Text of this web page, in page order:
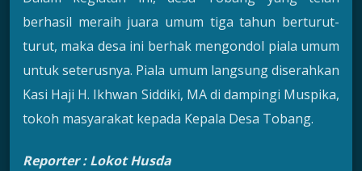
berhasil meraih juara umum tiga tahun berturut-
turut, maka desa ini berhak mengondol piala umum
untuk seterusnya. Piala umum langsung diserahkan
Kasi Haji H. Ikhwan Siddiki, MA di dampingi Muspika,
tokoh masyarakat kepada Kepala Desa Tobang.
Reporter:Lokot Husda